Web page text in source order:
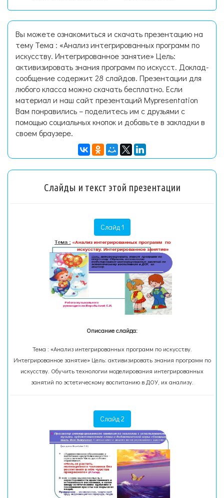
Вы можете ознакомиться и скачать презентацию на
тему Тема : «Анализ интегрированных программ по
искусству. Интегрированное занятие» Цель:
активизировать знания программ по искусст. Доклад-
сообщение содержит 28 слайдов. Презентации для
любого класса можно скачать бесплатно. Если
материал и наш сайт презентаций Mypresentation
Вам понравились – поделитесь им с друзьями с
помощью социальных кнопок и добавьте в закладки в
своем браузере.
Слайды и текст этой презентации
Слайд 1
Описание слайда:
Тема : «Анализ интегрированных программ по искусству.
Интегрированное занятие» Цель: активизировать знания программ по
искусству. Обучить технологии моделирования интегрированных
занятий по эстетическому воспитанию в ДОУ, их анализу.
Слайд 2